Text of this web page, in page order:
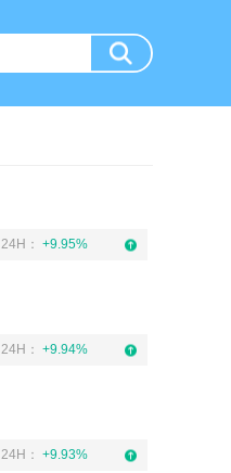
24H： +9.95%
24H： +9.94%
24H： +9.93%